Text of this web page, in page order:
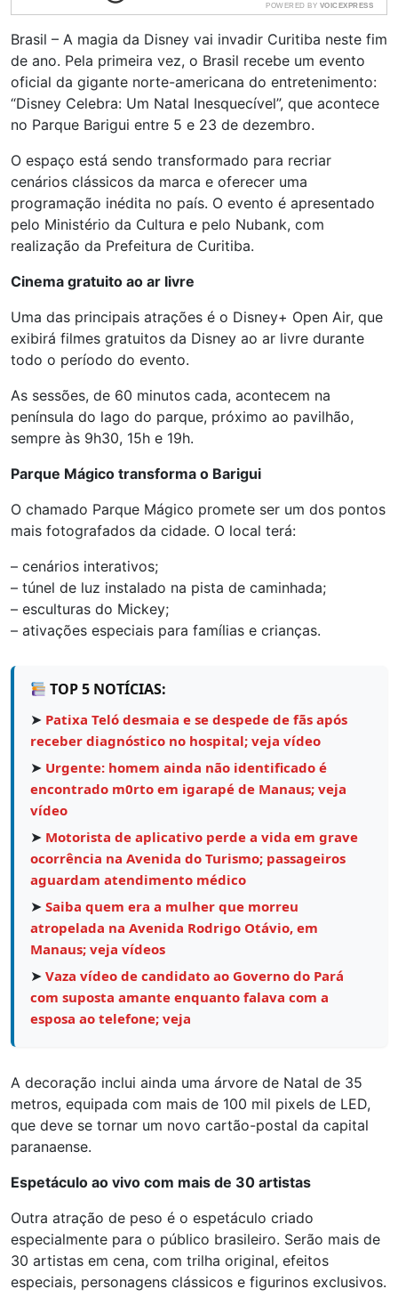
POWERED BY VOICEXPRESS
Brasil – A magia da Disney vai invadir Curitiba neste fim
de ano. Pela primeira vez, o Brasil recebe um evento
oficial da gigante norte-americana do entretenimento:
“Disney Celebra: Um Natal Inesquecível”, que acontece
no Parque Barigui entre 5 e 23 de dezembro.
O espaço está sendo transformado para recriar
cenários clássicos da marca e oferecer uma
programação inédita no país. O evento é apresentado
pelo Ministério da Cultura e pelo Nubank, com
realização da Prefeitura de Curitiba.
Cinema gratuito ao ar livre
Uma das principais atrações é o Disney+ Open Air, que
exibirá filmes gratuitos da Disney ao ar livre durante
todo o período do evento.
As sessões, de 60 minutos cada, acontecem na
península do lago do parque, próximo ao pavilhão,
sempre às 9h30, 15h e 19h.
Parque Mágico transforma o Barigui
O chamado Parque Mágico promete ser um dos pontos
mais fotografados da cidade. O local terá:
– cenários interativos;
– túnel de luz instalado na pista de caminhada;
– esculturas do Mickey;
– ativações especiais para famílias e crianças.
TOP 5 NOTÍCIAS:
➤ Patixa Teló desmaia e se despede de fãs após
receber diagnóstico no hospital; veja vídeo
➤ Urgente: homem ainda não identificado é
encontrado m0rto em igarapé de Manaus; veja
vídeo
➤ Motorista de aplicativo perde a vida em grave
ocorrência na Avenida do Turismo; passageiros
aguardam atendimento médico
➤ Saiba quem era a mulher que morreu
atropelada na Avenida Rodrigo Otávio, em
Manaus; veja vídeos
➤ Vaza vídeo de candidato ao Governo do Pará
com suposta amante enquanto falava com a
esposa ao telefone; veja
A decoração inclui ainda uma árvore de Natal de 35
metros, equipada com mais de 100 mil pixels de LED,
que deve se tornar um novo cartão-postal da capital
paranaense.
Espetáculo ao vivo com mais de 30 artistas
Outra atração de peso é o espetáculo criado
especialmente para o público brasileiro. Serão mais de
30 artistas em cena, com trilha original, efeitos
especiais, personagens clássicos e figurinos exclusivos.